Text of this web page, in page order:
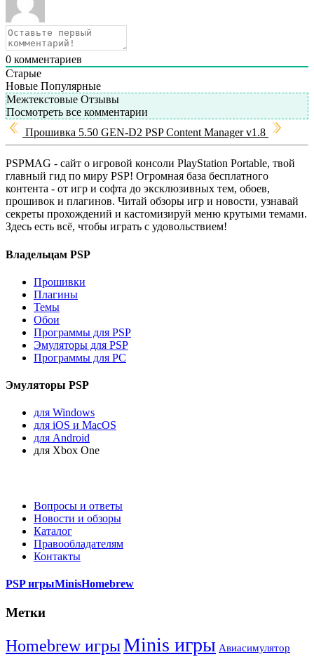
0 комментариев
Старые
Новые Популярные
Межтекстовые Отзывы
Посмотреть все комментарии
Прошивка 5.50 GEN-D2 PSP Content Manager v1.8
PSPMAG - cайт о игровой консоли PlayStation Portable, твой
главный гид по миру PSP! Огромная база бесплатного
контента - от игр и софта до эксклюзивных тем, обоев,
прошивок и плагинов. Читай обзоры игр и новости, узнавай
секреты прохождений и кастомизируй меню крутыми темами.
Здесь есть всё, чтобы играть с удовольствием!
Владельцам PSP
Прошивки
Плагины
Темы
Обои
Программы для PSP
Эмуляторы для PSP
Программы для PC
Эмуляторы PSP
для Windows
для iOS и MacOS
для Android
для Xbox One
Вопросы и ответы
Новости и обзоры
Каталог
Правообладателям
Контакты
PSP игрыMinisHomebrew
Метки
Homebrew игрыMinis игры Авиасимулятор